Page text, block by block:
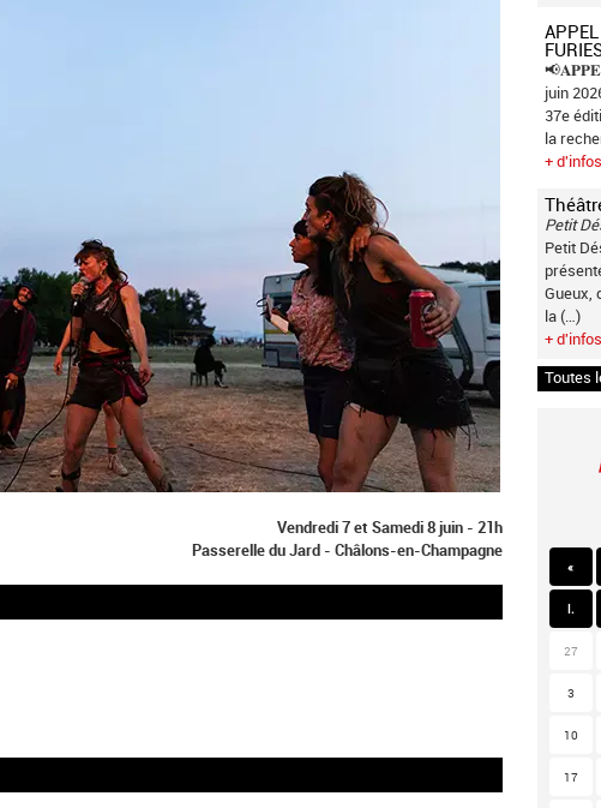
Vendredi 7 et Samedi 8 juin - 21h
Passerelle du Jard - Châlons-en-Champagne
juin
37e
la
+
Petit
Petit
Gueux,
la (…)
+
Toutes
«
l.
27
3
10
17